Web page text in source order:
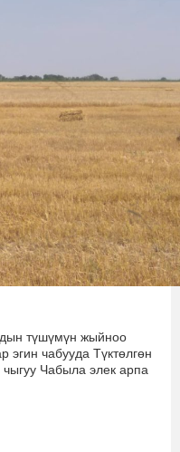
түшүмүн жыйноо
чабууда Түктөлгөн
Чабыла элек арпа